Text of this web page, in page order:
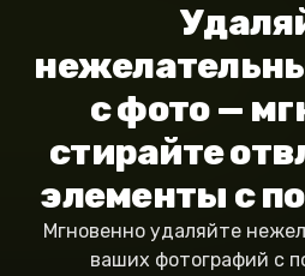
ВХОД
с фото —
стирайте
элементы с
Мгновенно удаляйте
ваших фотографий с